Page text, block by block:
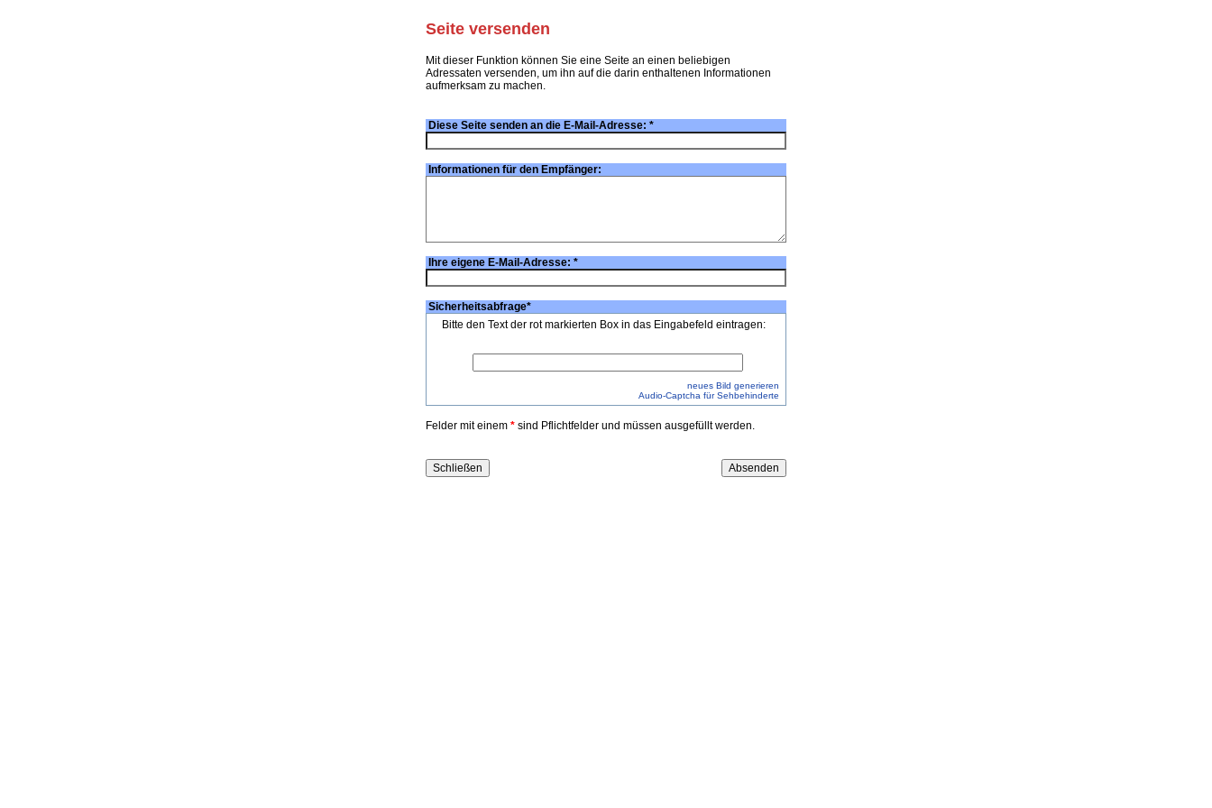
Seite versenden
Mit dieser Funktion können Sie eine Seite an einen beliebigen
Adressaten versenden, um ihn auf die darin enthaltenen Informationen
aufmerksam zu machen.
Diese Seite senden an die E-Mail-Adresse: *
Informationen für den Empfänger:
Ihre eigene E-Mail-Adresse: *
Sicherheitsabfrage*
Bitte den Text der rot markierten Box in das Eingabefeld eintragen:
neues Bild generieren
Audio-Captcha für Sehbehinderte
Felder mit einem * sind Pflichtfelder und müssen ausgefüllt werden.